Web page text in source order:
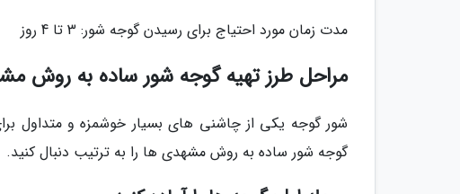
مدت زمان مورد احتیاج برای رسیدن گوجه شور: 3 تا 4 روز
مراحل طرز تهیه گوجه شور ساده به روش
شور گوجه یکی از چاشنی های بسیار خوشمزه و متداول
گوجه شور ساده به روش مشهدی ها را به ترتیب دنبال کنید.